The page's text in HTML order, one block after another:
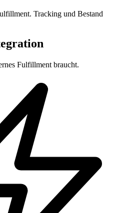
Tracking und Bestand
Fulfillment braucht.